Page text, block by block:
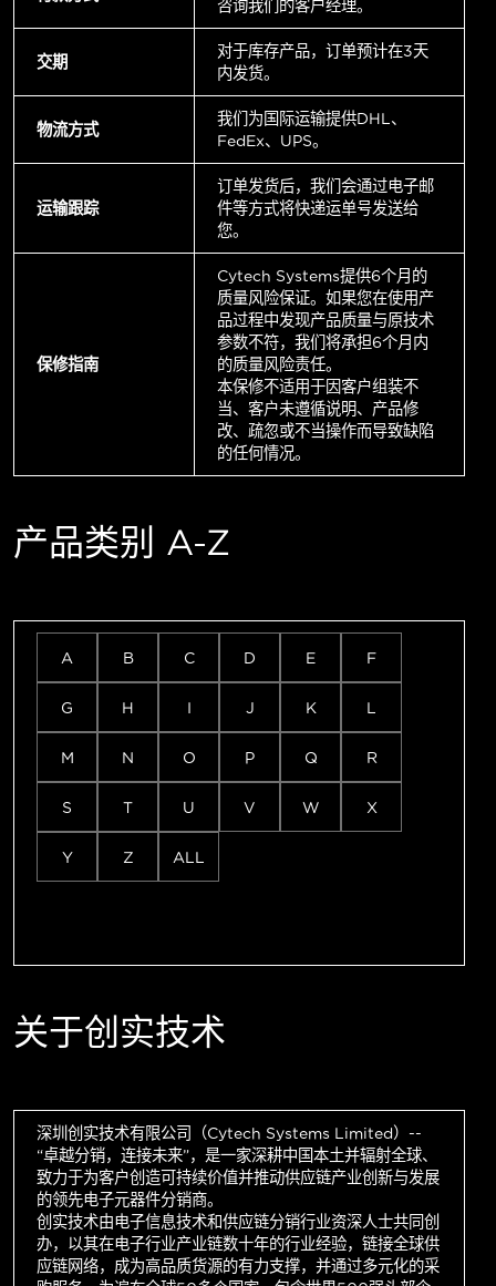
咨询我们的客户经理。
交期
对于库存产品，订单预计在3天
内发货。
物流方式
我们为国际运输提供DHL、
FedEx、UPS。
运输跟踪
订单发货后，我们会通过电子邮
件等方式将快递运单号发送给
您。
保修指南
Cytech Systems提供6个月的
质量风险保证。如果您在使用产
品过程中发现产品质量与原技术
参数不符，我们将承担6个月内
的质量风险责任。
本保修不适用于因客户组装不
当、客户未遵循说明、产品修
改、疏忽或不当操作而导致缺陷
的任何情况。
产品类别 A-Z
A B C D E F
G H I J K L
M N O P Q R
S T U V W X
Y Z ALL
关于创实技术
深圳创实技术有限公司（Cytech Systems Limited）--
“卓越分销，连接未来”，是一家深耕中国本土并辐射全球、
致力于为客户创造可持续价值并推动供应链产业创新与发展
的领先电子元器件分销商。
创实技术由电子信息技术和供应链分销行业资深人士共同创
办，以其在电子行业产业链数十年的行业经验，链接全球供
应链网络，成为高品质货源的有力支撑，并通过多元化的采